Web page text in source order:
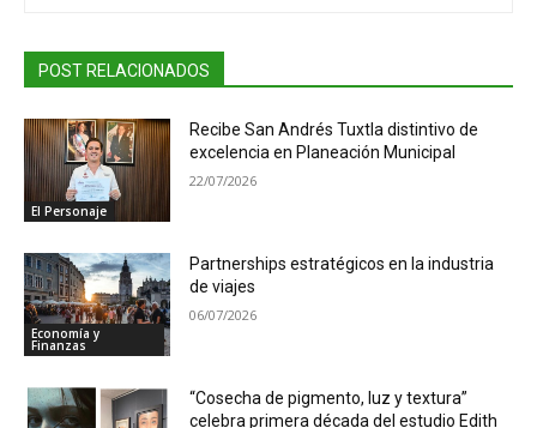
POST RELACIONADOS
El Personaje
Recibe San Andrés Tuxtla distintivo de
excelencia en Planeación Municipal
22/07/2026
Economía y
Finanzas
Partnerships estratégicos en la industria
de viajes
06/07/2026
“Cosecha de pigmento, luz y textura”
celebra primera década del estudio Edith